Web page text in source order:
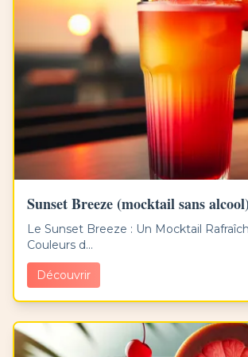
Sunset Breeze (mocktail sans alcool)
Le Sunset Breeze : Un Mocktail
Couleurs d...
Découvrir